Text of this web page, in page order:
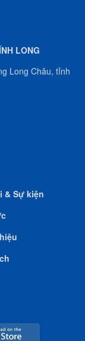
LONG
Long Châu, tỉnh
& Sự kiện